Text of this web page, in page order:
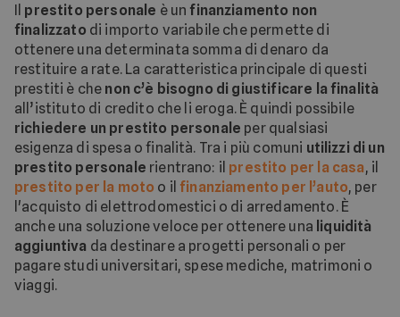
Il prestito personale è un finanziamento non
finalizzato di importo variabile che permette di
ottenere una determinata somma di denaro da
restituire a rate. La caratteristica principale di questi
prestiti è che non c’è bisogno di giustificare la finalità
all’istituto di credito che li eroga. È quindi possibile
richiedere un prestito personale per qualsiasi
esigenza di spesa o finalità. Tra i più comuni utilizzi di un
prestito personale rientrano: il prestito per la casa, il
prestito per la moto o il finanziamento per l’auto, per
l'acquisto di elettrodomestici o di arredamento. È
anche una soluzione veloce per ottenere una liquidità
aggiuntiva da destinare a progetti personali o per
pagare studi universitari, spese mediche, matrimoni o
viaggi.